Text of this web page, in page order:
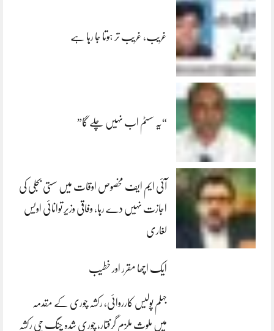
غریب، غریب تر ہوتا جا رہا ہے
“یہ سسٹم اب نہیں چلے گا”
آئی ایم ایف مخصوص اوقات میں سستی بجلی کی
اجازت نہیں دے رہا، وفاقی وزیر توانائی اویس
لغاری
ایک اچھا مقرر اور خطیب
جہلم پولیس کارروائی، رکشہ چوری کے مقدمہ
میں ملوث ملزم گرفتار، چوری شدہ چنگ چی رکشہ